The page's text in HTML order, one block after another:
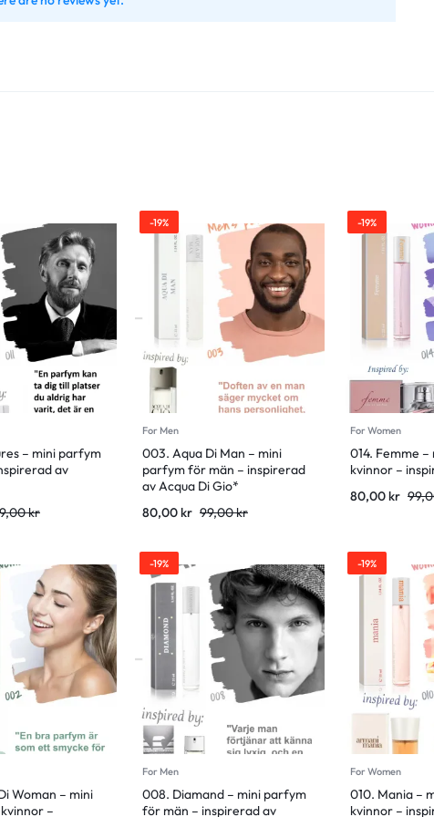
– mini parfym
av
kr
-19%
For Men
003. Aqua Di Man – mini
parfym för män – inspirerad
av Acqua Di Gio*
80,00kr 99,00kr
-19%
For Women
014. Femme
kvinnor –
80,00kr
Woman – mini
–
-19%
For Men
008. Diamand – mini parfym
för män – inspirerad av
-19%
For Women
010. Mania –
kvinnor –